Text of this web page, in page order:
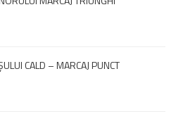
CALD – MARCAJ PUNCT